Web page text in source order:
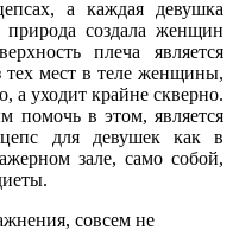
а каждая девушка
природа создала женщин
плеча является
мест в теле женщины,
а уходит крайне скверно.
помочь в этом, является
для девушек как в
зале, само собой,
совсем не